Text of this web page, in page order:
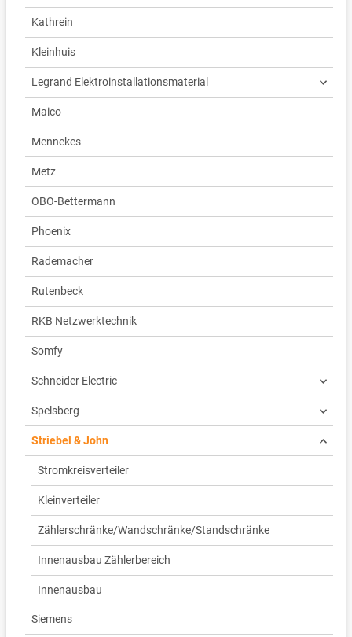
Kathrein
Kleinhuis
Legrand Elektroinstallationsmaterial
Maico
Mennekes
Metz
OBO-Bettermann
Phoenix
Rademacher
Rutenbeck
RKB Netzwerktechnik
Somfy
Schneider Electric
Spelsberg
Striebel & John
Stromkreisverteiler
Kleinverteiler
Zählerschränke/Wandschränke/Standschränke
Innenausbau Zählerbereich
Innenausbau
Siemens